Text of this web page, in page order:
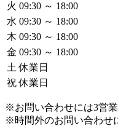
火 09:30 ～ 18:00
水 09:30 ～ 18:00
木 09:30 ～ 18:00
金 09:30 ～ 18:00
土 休業日
祝 休業日
※お問い合わせには3営業
※時間外のお問い合わせ